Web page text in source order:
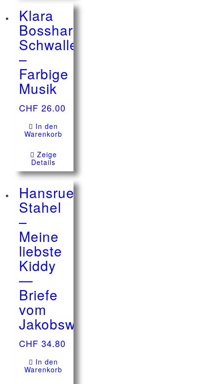
Klara
Bosshart-
Schwaller
–
Farbige
Musik
CHF 26.00
In den
Warenkorb
Zeige
Details
Hansruedi
Stahel
–
Meine
liebste
Kiddy
—
Briefe
vom
Jakobsweg
CHF 34.80
In den
Warenkorb